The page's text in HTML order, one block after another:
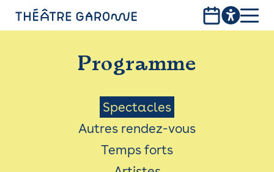
PROGRAMME
INFOS PRATIQUES
AVEC LES PUBLICS
ACCESSIBILITÉ
LES PRODUCTIONS
Programme
Menu
Saison
Spectacles
Autres rendez-vous
Temps forts